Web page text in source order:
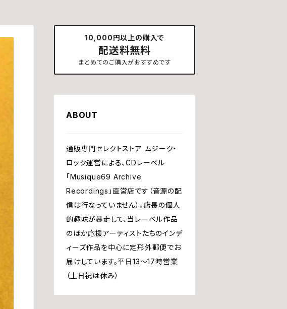
10,000円以上の購入で
配送料無料
まとめてのご購入がおすすめです
ABOUT
通販専門セレクトストア ムジーク・
ロック運営による、CDレーベル
「Musique69 Archive
Recordings」直営店です（音源の配
信は行なっていません）。店長の個人
的趣味が暴走して、当レーベル作品
のほか応援アーティストたちのインデ
ィーズ作品を中心に定形外郵便でお
届けしています。平日13〜17時営業
（土日祝は休み）